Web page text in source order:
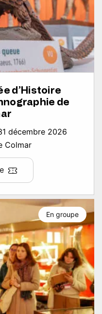
d’Histoire
de
décembre 2026
Colmar
En groupe